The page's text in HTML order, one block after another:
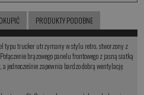
PRODUKTY PODOBNE
typu trucker utrzymany w stylu retro, stworzony z
brązowego panelu frontowego z jasną siatką
jednocześnie zapewnia bardzo dobrą wentylację